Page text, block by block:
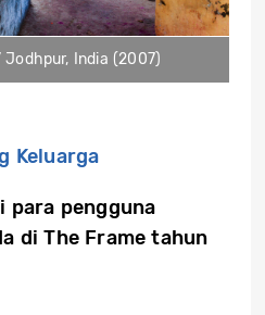
Jodhpur, India (2007)
Keluarga
para pengguna
di The Frame tahun